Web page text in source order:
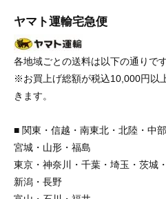
ヤマト運輸宅急便
各地域ごとの送料は以下の通りで
※お買上げ総額が税込10,000円以
きます。
■ 関東・信越・南東北・北陸・中
宮城・山形・福島
東京・神奈川・千葉・埼玉・茨城
新潟・長野